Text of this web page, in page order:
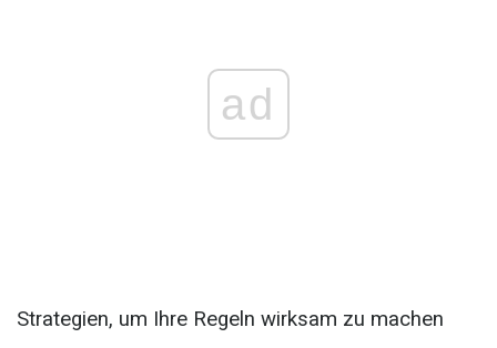
ad
Strategien, um Ihre Regeln wirksam zu machen